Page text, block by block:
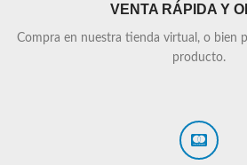
VENTA RÁPIDA Y
Compra en nuestra tienda virtual, o bien
producto.